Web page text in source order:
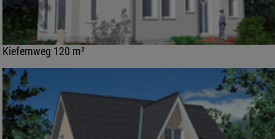
Kiefernweg 120 m²